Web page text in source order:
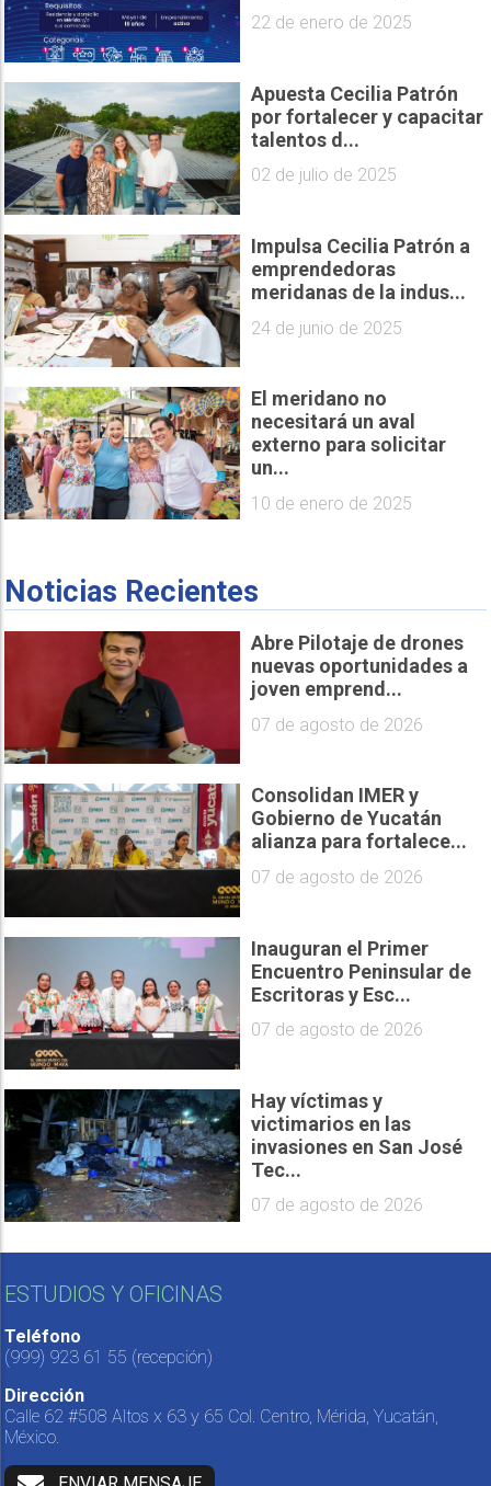
22 de enero de 2025
Apuesta Cecilia Patrón
por fortalecer y capacitar
talentos d...
02 de julio de 2025
Impulsa Cecilia Patrón a
emprendedoras
meridanas de la indus...
24 de junio de 2025
El meridano no
necesitará un aval
externo para solicitar
un...
10 de enero de 2025
Noticias Recientes
Abre Pilotaje de drones
nuevas oportunidades a
joven emprend...
07 de agosto de 2026
Consolidan IMER y
Gobierno de Yucatán
alianza para fortalece...
07 de agosto de 2026
Inauguran el Primer
Encuentro Peninsular de
Escritoras y Esc...
07 de agosto de 2026
Hay víctimas y
victimarios en las
invasiones en San José
Tec...
07 de agosto de 2026
ESTUDIOS Y OFICINAS
Teléfono
(999) 923 61 55 (recepción)
Dirección
Calle 62 #508 Altos x 63 y 65 Col. Centro, Mérida, Yucatán,
México.